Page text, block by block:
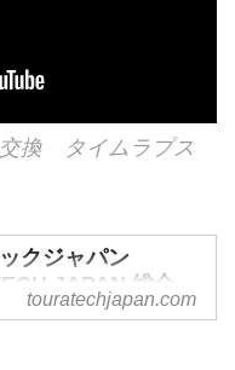
換 タイムラプス
クジャパン
JAPAN 総合
ベンチャーバイク
touratechjapan.com